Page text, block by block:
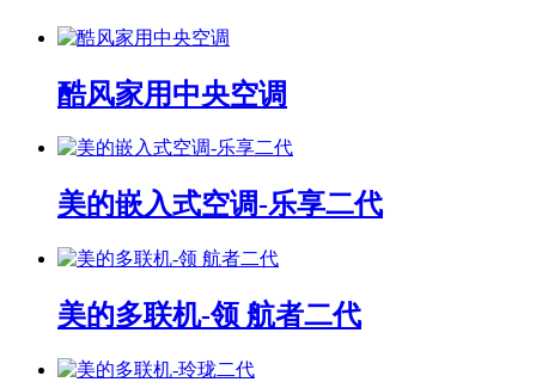
酷风家用中央空调
美的嵌入式空调-乐享二代
美的多联机-领 航者二代